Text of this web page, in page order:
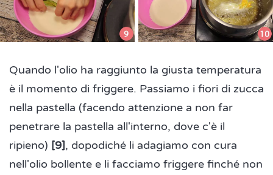
Quando l'olio ha raggiunto la giusta temperatura
è il momento di friggere. Passiamo i fiori di zucca
nella pastella (facendo attenzione a non far
penetrare la pastella all'interno, dove c'è il
ripieno) [9], dopodiché li adagiamo con cura
nell'olio bollente e li facciamo friggere finché non